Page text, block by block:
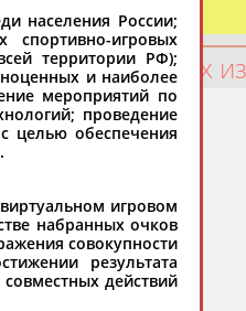
100 последних
населения России;
спортивно-игровых
территории РФ);
и наиболее
мероприятий по
проведение
целью обеспечения
игровом
набранных очков
совокупности
результата
действий